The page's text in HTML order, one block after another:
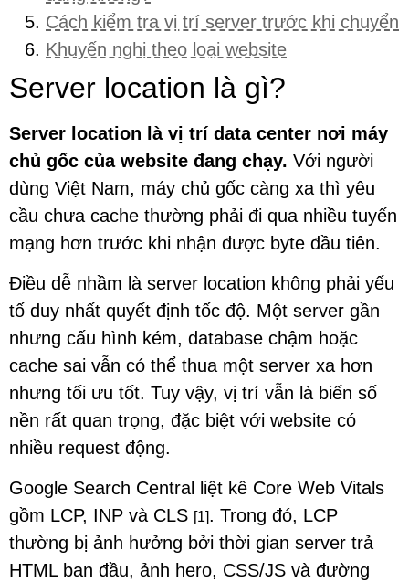
Cách kiểm tra vị trí server trước khi chuyển
Khuyến nghị theo loại website
Server location là gì?
Server location là vị trí data center nơi máy
chủ gốc của website đang chạy. Với người
dùng Việt Nam, máy chủ gốc càng xa thì yêu
cầu chưa cache thường phải đi qua nhiều tuyến
mạng hơn trước khi nhận được byte đầu tiên.
Điều dễ nhầm là server location không phải yếu
tố duy nhất quyết định tốc độ. Một server gần
nhưng cấu hình kém, database chậm hoặc
cache sai vẫn có thể thua một server xa hơn
nhưng tối ưu tốt. Tuy vậy, vị trí vẫn là biến số
nền rất quan trọng, đặc biệt với website có
nhiều request động.
Google Search Central liệt kê Core Web Vitals
gồm LCP, INP và CLS [1]. Trong đó, LCP
thường bị ảnh hưởng bởi thời gian server trả
HTML ban đầu, ảnh hero, CSS/JS và đường